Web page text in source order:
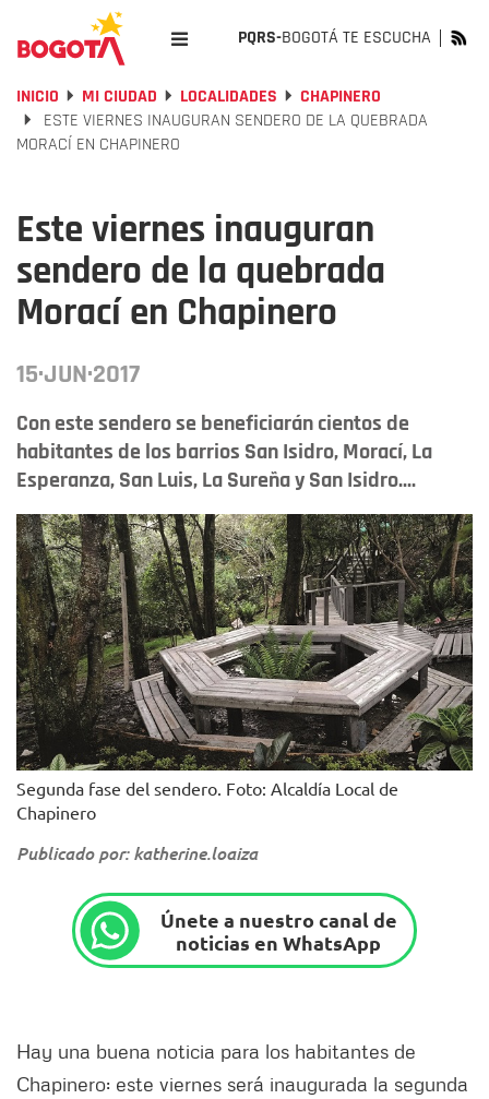
PQRS-BOGOTÁ TE ESCUCHA
INICIO MI CIUDAD LOCALIDADES
CHAPINERO
ESTE VIERNES INAUGURAN SENDERO DE LA QUEBRADA
MORACÍ EN CHAPINERO
Este viernes inauguran
sendero de la quebrada
Morací en Chapinero
15·JUN·2017
Con este sendero se beneficiarán cientos de
habitantes de los barrios San Isidro, Morací, La
Esperanza, San Luis, La Sureña y San Isidro....
Segunda fase del sendero. Foto: Alcaldía Local de
Chapinero
Publicado por: katherine.loaiza
Únete a nuestro canal de
noticias en WhatsApp
Hay una buena noticia para los habitantes de
Chapinero: este viernes será inaugurada la segunda